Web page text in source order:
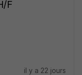
F
il y a 22 jours